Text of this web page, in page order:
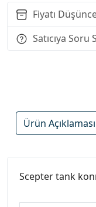
Fiyatı
Satıcıya Soru
Ürün Açıklaması
Scepter tank